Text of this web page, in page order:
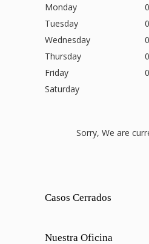
Monday
Tuesday
Wednesday
Thursday
Friday
Saturday
Sorry, We are
Casos Cerrados
Nuestra Oficina